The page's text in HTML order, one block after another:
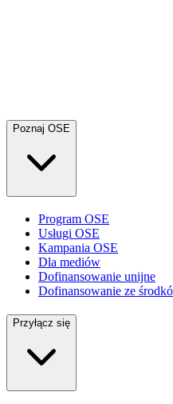
Poznaj OSE
Program OSE
Usługi OSE
Kampania OSE
Dla mediów
Dofinansowanie unijne
Dofinansowanie ze
Przyłącz się